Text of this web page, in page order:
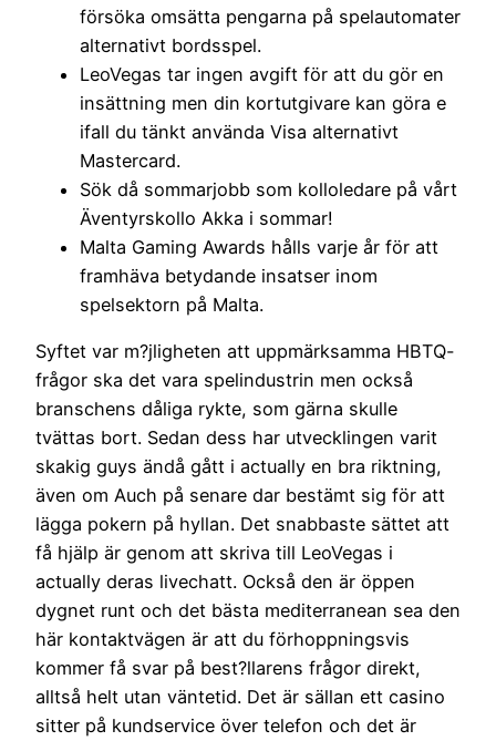
försöka omsätta pengarna på spelautomater
alternativt bordsspel.
LeoVegas tar ingen avgift för att du gör en
insättning men din kortutgivare kan göra e
ifall du tänkt använda Visa alternativt
Mastercard.
Sök då sommarjobb som kolloledare på vårt
Äventyrskollo Akka i sommar!
Malta Gaming Awards hålls varje år för att
framhäva betydande insatser inom
spelsektorn på Malta.
Syftet var m?jligheten att uppmärksamma HBTQ-
frågor ska det vara spelindustrin men också
branschens dåliga rykte, som gärna skulle
tvättas bort. Sedan dess har utvecklingen varit
skakig guys ändå gått i actually en bra riktning,
även om Auch på senare dar bestämt sig för att
lägga pokern på hyllan. Det snabbaste sättet att
få hjälp är genom att skriva till LeoVegas i
actually deras livechatt. Också den är öppen
dygnet runt och det bästa mediterranean sea den
här kontaktvägen är att du förhoppningsvis
kommer få svar på best?llarens frågor direkt,
alltså helt utan väntetid. Det är sällan ett casino
sitter på kundservice över telefon och det är